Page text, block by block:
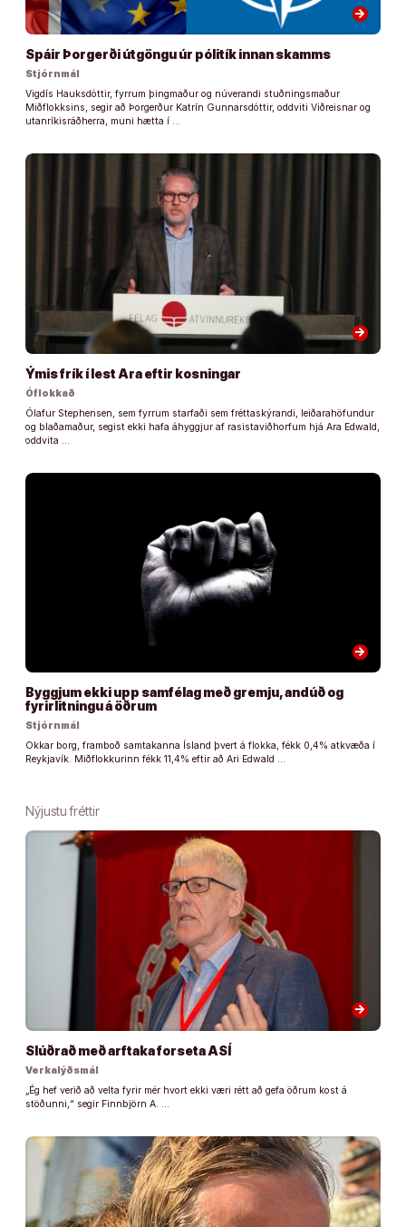
arrow_forward
Spáir Þorgerði útgöngu úr pólitík innan skamms
Stjórnmál
Vigdís Hauksdóttir, fyrrum þingmaður og núverandi stuðningsmaður
Miðflokksins, segir að Þorgerður Katrín Gunnarsdóttir, oddviti Viðreisnar og
utanríkisráðherra, muni hætta í …
arrow_forward
Ýmis frík í lest Ara eftir kosningar
Óflokkað
Ólafur Stephensen, sem fyrrum starfaði sem fréttaskýrandi, leiðarahöfundur
og blaðamaður, segist ekki hafa áhyggjur af rasistaviðhorfum hjá Ara Edwald,
oddvita …
arrow_forward
Byggjum ekki upp samfélag með gremju, andúð og
fyrirlitningu á öðrum
Stjórnmál
Okkar borg, framboð samtakanna Ísland þvert á flokka, fékk 0,4% atkvæða í
Reykjavík. Miðflokkurinn fékk 11,4% eftir að Ari Edwald …
Nýjustu fréttir
arrow_forward
Slúðrað með arftaka forseta ASÍ
Verkalýðsmál
„Ég hef verið að velta fyrir mér hvort ekki væri rétt að gefa öðrum kost á
stöðunni,“ segir Finnbjörn A. …